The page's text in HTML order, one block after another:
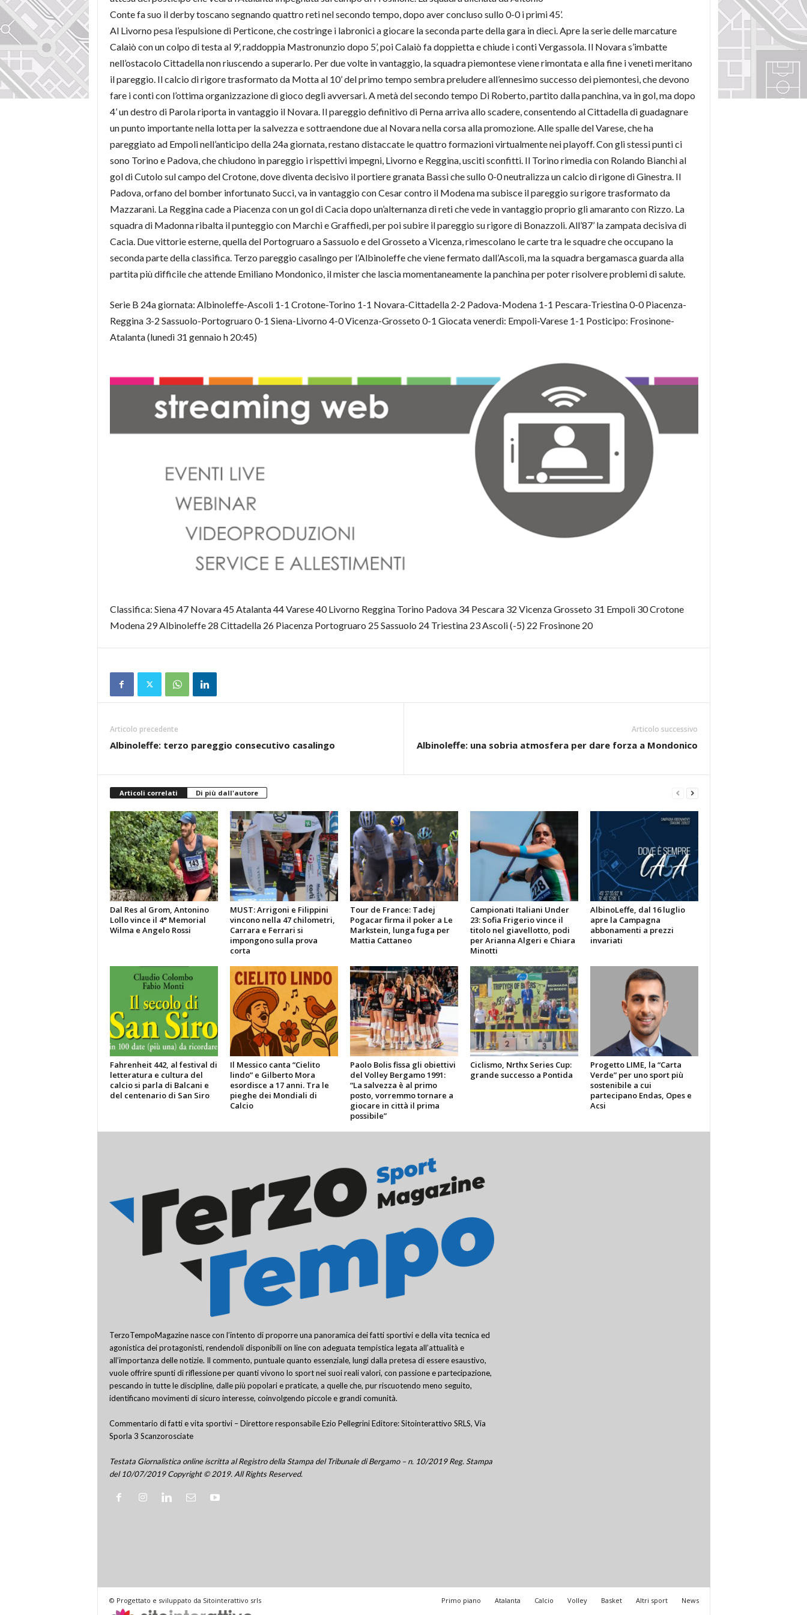
Conte fa suo il derby toscano segnando quattro reti nel secondo tempo, dopo aver concluso sullo 0-0 i primi 45’.
Al Livorno pesa l’espulsione di Perticone, che costringe i labronici a giocare la seconda parte della gara in dieci. Apre la serie delle marcature
Calaiò con un colpo di testa al 9’, raddoppia Mastronunzio dopo 5’, poi Calaiò fa doppietta e chiude i conti Vergassola. Il Novara s’imbatte
nell’ostacolo Cittadella non riuscendo a superarlo. Per due volte in vantaggio, la squadra piemontese viene rimontata e alla fine i veneti meritano
il pareggio. Il calcio di rigore trasformato da Motta al 10’ del primo tempo sembra preludere all’ennesimo successo dei piemontesi, che devono
fare i conti con l’ottima organizzazione di gioco degli avversari. A metà del secondo tempo Di Roberto, partito dalla panchina, va in gol, ma dopo
4’ un destro di Parola riporta in vantaggio il Novara. Il pareggio definitivo di Perna arriva allo scadere, consentendo al Cittadella di guadagnare
un punto importante nella lotta per la salvezza e sottraendone due al Novara nella corsa alla promozione. Alle spalle del Varese, che ha
pareggiato ad Empoli nell’anticipo della 24a giornata, restano distaccate le quattro formazioni virtualmente nei playoff. Con gli stessi punti ci
sono Torino e Padova, che chiudono in pareggio i rispettivi impegni, Livorno e Reggina, usciti sconfitti. Il Torino rimedia con Rolando Bianchi al
gol di Cutolo sul campo del Crotone, dove diventa decisivo il portiere granata Bassi che sullo 0-0 neutralizza un calcio di rigone di Ginestra. Il
Padova, orfano del bomber infortunato Succi, va in vantaggio con Cesar contro il Modena ma subisce il pareggio su rigore trasformato da
Mazzarani. La Reggina cade a Piacenza con un gol di Cacia dopo un’alternanza di reti che vede in vantaggio proprio gli amaranto con Rizzo. La
squadra di Madonna ribalta il punteggio con Marchi e Graffiedi, per poi subire il pareggio su rigore di Bonazzoli. All’87’ la zampata decisiva di
Cacia. Due vittorie esterne, quella del Portogruaro a Sassuolo e del Grosseto a Vicenza, rimescolano le carte tra le squadre che occupano la
seconda parte della classifica. Terzo pareggio casalingo per l’Albinoleffe che viene fermato dall’Ascoli, ma la squadra bergamasca guarda alla
partita più difficile che attende Emiliano Mondonico, il mister che lascia momentaneamente la panchina per poter risolvere problemi di salute.
Serie B 24a giornata: Albinoleffe-Ascoli 1-1 Crotone-Torino 1-1 Novara-Cittadella 2-2 Padova-Modena 1-1 Pescara-Triestina 0-0 Piacenza-
Reggina 3-2 Sassuolo-Portogruaro 0-1 Siena-Livorno 4-0 Vicenza-Grosseto 0-1 Giocata venerdì: Empoli-Varese 1-1 Posticipo: Frosinone-
Atalanta (lunedì 31 gennaio h 20:45)
Classifica: Siena 47 Novara 45 Atalanta 44 Varese 40 Livorno Reggina Torino Padova 34 Pescara 32 Vicenza Grosseto 31 Empoli 30 Crotone
Modena 29 Albinoleffe 28 Cittadella 26 Piacenza Portogruaro 25 Sassuolo 24 Triestina 23 Ascoli (-5) 22 Frosinone 20
Articolo precedente
Albinoleffe: terzo pareggio consecutivo casalingo
Articolo successivo
Albinoleffe: una sobria atmosfera per dare forza a Mondonico
Articoli correlati Di più dall'autore
Dal Res al Grom, Antonino
Lollo vince il 4° Memorial
Wilma e Angelo Rossi
MUST: Arrigoni e Filippini
vincono nella 47 chilometri,
Carrara e Ferrari si
impongono sulla prova
corta
Tour de France: Tadej
Pogacar firma il poker a Le
Markstein, lunga fuga per
Mattia Cattaneo
Campionati Italiani Under
23: Sofia Frigerio vince il
titolo nel giavellotto, podi
per Arianna Algeri e Chiara
Minotti
AlbinoLeffe, dal 16 luglio
apre la Campagna
abbonamenti a prezzi
invariati
Fahrenheit 442, al festival di
letteratura e cultura del
calcio si parla di Balcani e
del centenario di San Siro
Il Messico canta “Cielito
lindo” e Gilberto Mora
esordisce a 17 anni. Tra le
pieghe dei Mondiali di
Calcio
Paolo Bolis fissa gli obiettivi
del Volley Bergamo 1991:
“La salvezza è al primo
posto, vorremmo tornare a
giocare in città il prima
possibile”
Ciclismo, Nrthx Series Cup:
grande successo a Pontida
Progetto LIME, la “Carta
Verde” per uno sport più
sostenibile a cui
partecipano Endas, Opes e
Acsi
TerzoTempoMagazine nasce con l’intento di proporre una panoramica dei fatti sportivi e della vita tecnica ed
agonistica dei protagonisti, rendendoli disponibili on line con adeguata tempistica legata all’attualità e
all’importanza delle notizie. Il commento, puntuale quanto essenziale, lungi dalla pretesa di essere esaustivo,
vuole offrire spunti di riflessione per quanti vivono lo sport nei suoi reali valori, con passione e partecipazione,
pescando in tutte le discipline, dalle più popolari e praticate, a quelle che, pur riscuotendo meno seguito,
identificano movimenti di sicuro interesse, coinvolgendo piccole e grandi comunità.
Commentario di fatti e vita sportivi – Direttore responsabile Ezio Pellegrini Editore: Sitointerattivo SRLS, Via
Sporla 3 Scanzorosciate
Testata Giornalistica online iscritta al Registro della Stampa del Tribunale di Bergamo – n. 10/2019 Reg. Stampa
del 10/07/2019 Copyright © 2019. All Rights Reserved.
Primo piano Atalanta Calcio Volley Basket Altri sport News
© Progettato e sviluppato da Sitointerattivo srls